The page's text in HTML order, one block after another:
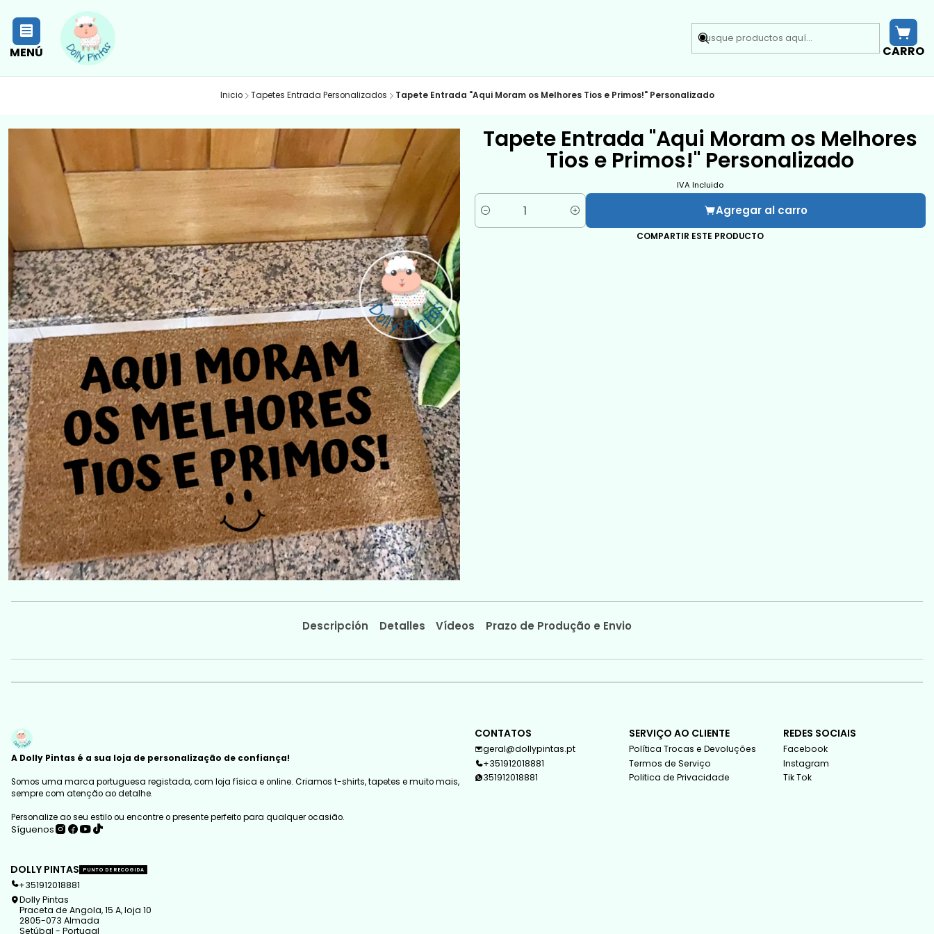
MENÚ CARRO
Inicio Tapetes Entrada Personalizados Tapete Entrada "Aqui Moram os Melhores Tios e Primos!" Personalizado
Tapete Entrada "Aqui Moram os Melhores
Tios e Primos!" Personalizado
IVA Incluido
Cantidad Agregar al carro
COMPARTIR ESTE PRODUCTO
Descripción Detalles Vídeos Prazo de Produção e Envio
A Dolly Pintas é a sua loja de personalização de confiança!
Somos uma marca portuguesa registada, com loja física e online. Criamos t-shirts, tapetes e muito mais,
sempre com atenção ao detalhe.
Personalize ao seu estilo ou encontre o presente perfeito para qualquer ocasião.
Síguenos
CONTATOS
geral@dollypintas.pt
+351912018881
351912018881
SERVIÇO AO CLIENTE
Política Trocas e Devoluções
Termos de Serviço
Politica de Privacidade
REDES SOCIAIS
Facebook
Instagram
Tik Tok
DOLLY PINTAS PUNTO DE RECOGIDA
+351912018881
Dolly Pintas
Praceta de Angola, 15 A, loja 10
2805-073 Almada
Setúbal - Portugal